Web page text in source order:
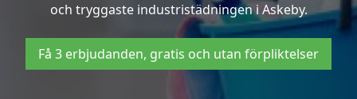
och tryggaste industristädningen i Askeby.
Få 3 erbjudanden, gratis och utan förpliktelser